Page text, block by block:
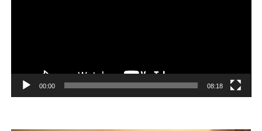
00:00 08:18